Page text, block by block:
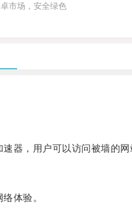
市场，安全绿色
，用户可以访问被墙的网
体验。